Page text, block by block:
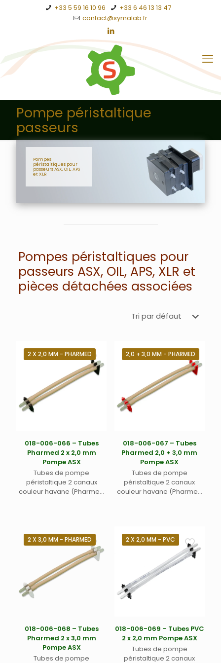
+33 5 59 16 10 96
+33 6 46 13 13 47
contact@symalab.fr
Pompe péristaltique
passeurs
Pompes
péristaltiques pour
passeurs ASX, OIL, APS
et XLR
Pompes péristaltiques pour
passeurs ASX, OIL, APS, XLR et
pièces détachées associées
2 X 2,0 MM - PHARMED
018-006-066 – Tubes
Pharmed 2 x 2,0 mm
Pompe ASX
Tubes de pompe
péristaltique 2 canaux
couleur havane (Pharmed
pharmaceutiques,
alimentaires, boissons –
Diamètres internes 2 x 2,0
mm – Pour passeur
automatique Teledyne Labs
(Cetac) ASX-280, ASX-560
2,0 + 3,0 MM - PHARMED
018-006-067 – Tubes
Pharmed 2,0 + 3,0 mm
Pompe ASX
Tubes de pompe
péristaltique 2 canaux
couleur havane (Pharmed
pharmaceutiques,
alimentaires, boissons –
Diamètres internes 2,0 + 3,0
mm – Pour passeur
automatique Teledyne Labs
(Cetac) ASX-280, ASX-560
2 X 3,0 MM - PHARMED
018-006-068 – Tubes
Pharmed 2 x 3,0 mm
Pompe ASX
Tubes de pompe
2 X 2,0 MM - PVC
018-006-069 – Tubes PVC
2 x 2,0 mm Pompe ASX
Tubes de pompe
péristaltique 2 canaux